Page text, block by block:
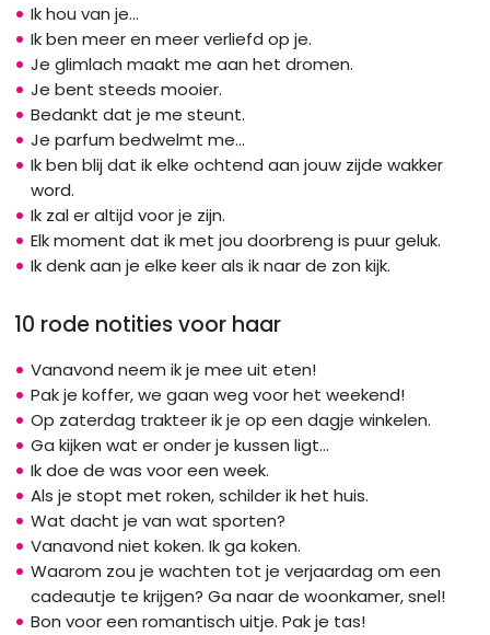
Ik hou van je...
Ik ben meer en meer verliefd op je.
Je glimlach maakt me aan het dromen.
Je bent steeds mooier.
Bedankt dat je me steunt.
Je parfum bedwelmt me...
Ik ben blij dat ik elke ochtend aan jouw zijde wakker
word.
Ik zal er altijd voor je zijn.
Elk moment dat ik met jou doorbreng is puur geluk.
Ik denk aan je elke keer als ik naar de zon kijk.
10 rode notities voor haar
Vanavond neem ik je mee uit eten!
Pak je koffer, we gaan weg voor het weekend!
Op zaterdag trakteer ik je op een dagje winkelen.
Ga kijken wat er onder je kussen ligt...
Ik doe de was voor een week.
Als je stopt met roken, schilder ik het huis.
Wat dacht je van wat sporten?
Vanavond niet koken. Ik ga koken.
Waarom zou je wachten tot je verjaardag om een
cadeautje te krijgen? Ga naar de woonkamer, snel!
Bon voor een romantisch uitje. Pak je tas!